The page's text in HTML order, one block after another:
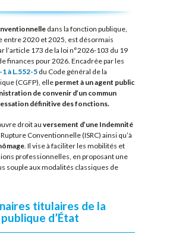
dans la fonction publique,
entre 2020 et 2025, est désormais
l’article 173 de la loi n°2026-103 du 19
finances pour 2026. Encadrée par les
1 à L.552-5 du Code général de la
(CGFP), elle permet à un agent public
de convenir d’un commun
définitive des fonctions.
droit auversement d’une Indemnité
Conventionnelle (ISRC) ainsi qu’à
. Il vise à faciliter les mobilités et
professionnelles, en proposant une
souple aux modalités classiques de
titulaires de la
d’État